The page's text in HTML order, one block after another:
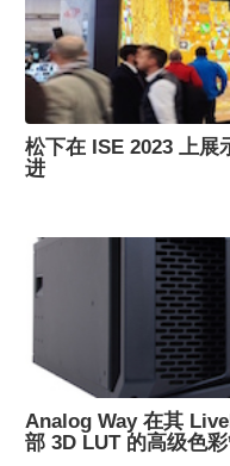
松下在 ISE 2023 上
进
Analog Way 在其
部 3D LUT 的高级色